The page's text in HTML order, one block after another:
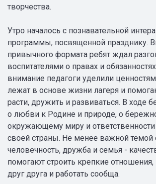
творчества.
Утро началось с познавательной
программы, посвященной празднику.
привычного формата ребят ждал
воспитателями о правах и
внимание педагоги уделили
лежат в основе жизни лагеря и
расти, дружить и развиваться. В ходе
о любви к Родине и природе, о
окружающему миру и
своей страны. Не менее важной темой
человечность, дружба и семья -
помогают строить крепкие
друг друга и работать сообща.